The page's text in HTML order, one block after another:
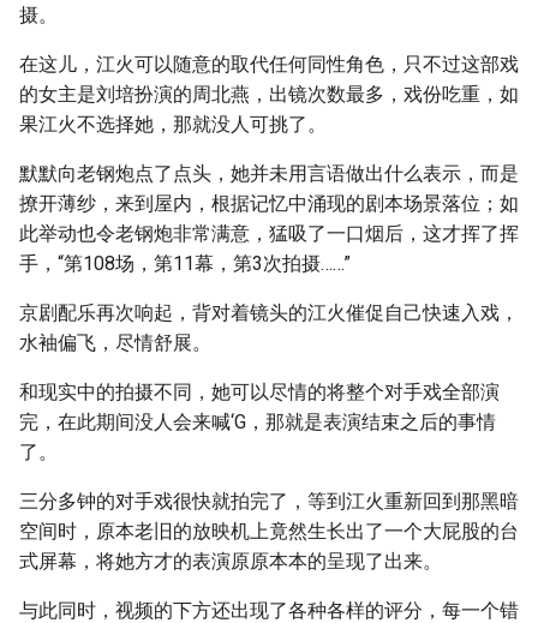
摄。
在这儿，江火可以随意的取代任何同性角色，只不过这部戏
的女主是刘培扮演的周北燕，出镜次数最多，戏份吃重，如
果江火不选择她，那就没人可挑了。
默默向老钢炮点了点头，她并未用言语做出什么表示，而是
撩开薄纱，来到屋内，根据记忆中涌现的剧本场景落位；如
此举动也令老钢炮非常满意，猛吸了一口烟后，这才挥了挥
手，“第108场，第11幕，第3次拍摄……”
京剧配乐再次响起，背对着镜头的江火催促自己快速入戏，
水袖偏飞，尽情舒展。
和现实中的拍摄不同，她可以尽情的将整个对手戏全部演
完，在此期间没人会来喊‘G，那就是表演结束之后的事情
了。
三分多钟的对手戏很快就拍完了，等到江火重新回到那黑暗
空间时，原本老旧的放映机上竟然生长出了一个大屁股的台
式屏幕，将她方才的表演原原本本的呈现了出来。
与此同时，视频的下方还出现了各种各样的评分，每一个错